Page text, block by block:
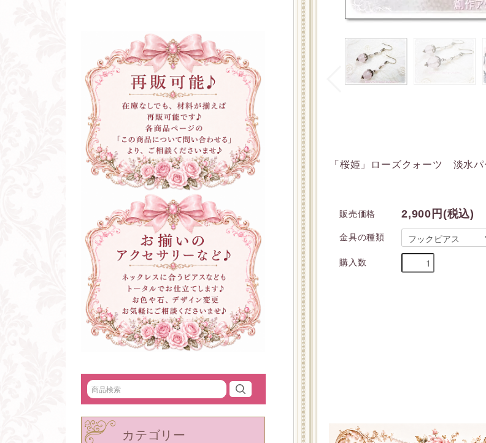
カテゴリー
「桜姫」ローズクォーツ 淡水
販売価格 2,900円(税込)
金具の種類
購入数